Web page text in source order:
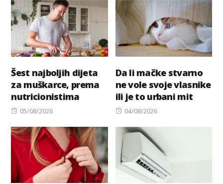
Šest najboljih dijeta
za muškarce, prema
nutricionistima
Posted
05/08/2026
Da li mačke stvarno
ne vole svoje vlasnike
ili je to urbani mit
Posted
04/08/2026